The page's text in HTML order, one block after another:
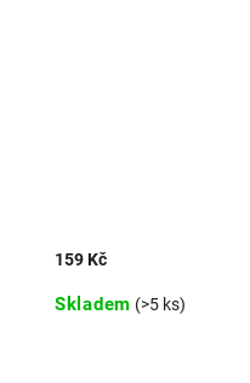
159 Kč
Skladem (>5 ks)